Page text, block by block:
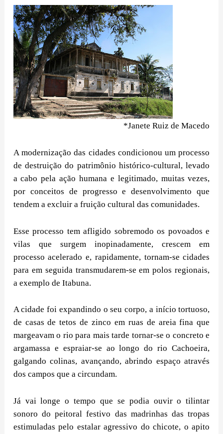
*Janete Ruiz de Macedo
A modernização das cidades condicionou um processo
de destruição do patrimônio histórico-cultural, levado
a cabo pela ação humana e legitimado, muitas vezes,
por conceitos de progresso e desenvolvimento que
tendem a excluir a fruição cultural das comunidades.
Esse processo tem afligido sobremodo os povoados e
vilas que surgem inopinadamente, crescem em
processo acelerado e, rapidamente, tornam-se cidades
para em seguida transmudarem-se em polos regionais,
a exemplo de Itabuna.
A cidade foi expandindo o seu corpo, a início tortuoso,
de casas de tetos de zinco em ruas de areia fina que
margeavam o rio para mais tarde tornar-se o concreto e
argamassa e espraiar-se ao longo do rio Cachoeira,
galgando colinas, avançando, abrindo espaço através
dos campos que a circundam.
Já vai longe o tempo que se podia ouvir o tilintar
sonoro do peitoral festivo das madrinhas das tropas
estimuladas pelo estalar agressivo do chicote, o apito